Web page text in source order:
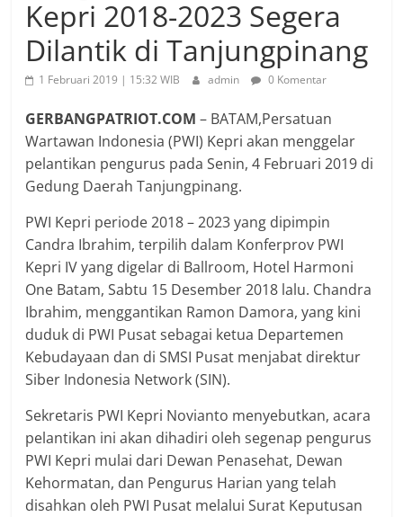
Kepri 2018-2023 Segera
Dilantik di Tanjungpinang
1 Februari 2019 | 15:32 WIB admin 0 Komentar
GERBANGPATRIOT.COM – BATAM,Persatuan
Wartawan Indonesia (PWI) Kepri akan menggelar
pelantikan pengurus pada Senin, 4 Februari 2019 di
Gedung Daerah Tanjungpinang.
PWI Kepri periode 2018 – 2023 yang dipimpin
Candra Ibrahim, terpilih dalam Konferprov PWI
Kepri IV yang digelar di Ballroom, Hotel Harmoni
One Batam, Sabtu 15 Desember 2018 lalu. Chandra
Ibrahim, menggantikan Ramon Damora, yang kini
duduk di PWI Pusat sebagai ketua Departemen
Kebudayaan dan di SMSI Pusat menjabat direktur
Siber Indonesia Network (SIN).
Sekretaris PWI Kepri Novianto menyebutkan, acara
pelantikan ini akan dihadiri oleh segenap pengurus
PWI Kepri mulai dari Dewan Penasehat, Dewan
Kehormatan, dan Pengurus Harian yang telah
disahkan oleh PWI Pusat melalui Surat Keputusan